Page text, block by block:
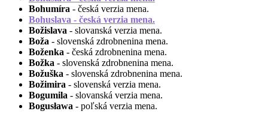
Bohumíra - česká verzia mena.
Bohuslava - česká verzia mena.
Božislava - slovanská verzia mena.
Boža - slovenská zdrobnenina mena.
Boženka - česká zdrobnenina mena.
Božka - slovenská zdrobnenina mena.
Božuška - slovenská zdrobnenina mena.
Božimira - slovenská verzia mena.
Bogumila - slovanská verzia mena.
Bogusława - poľská verzia mena.